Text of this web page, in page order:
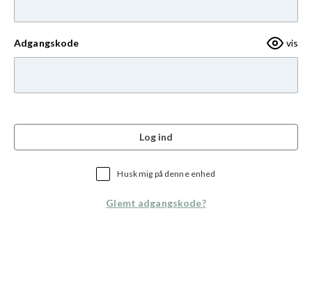
Adgangskode vis
Log ind
Husk mig på denne enhed
Glemt adgangskode?